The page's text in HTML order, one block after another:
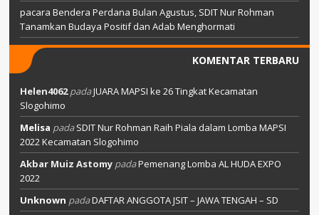
pacara Bendera Perdana Bulan Agustus, SDIT Nur Rohman
Tanamkan Budaya Positif dan Adab Menghormati
KOMENTAR TERBARU
Helen4062padaJUARA MAPSI ke 26 Tingkat Kecamatan
Slogohimo
Melisa padaSDIT Nur Rohman Raih Piala dalam Lomba MAPSI
2022 Kecamatan Slogohimo
Akbar Muiz Astomy padaPemenang Lomba AL HUDA EXPO
2022
Unknown padaDAFTAR ANGGOTA JSIT – JAWA TENGAH – SD